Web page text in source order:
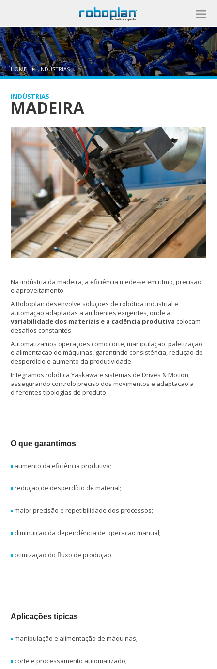
HOME INDÚSTRIAS
INDÚSTRIAS
MADEIRA
Na indústria da madeira, a eficiência mede-se em ritmo, precisão
e aproveitamento.
A Roboplan desenvolve soluções de robótica industrial e
automação adaptadas a ambientes exigentes, onde a
variabilidade dos materiais e a cadência produtiva colocam
desafios constantes.
Automatizamos operações como corte, manipulação, paletização
e alimentação de máquinas, garantindo consistência, redução de
desperdício e aumento da produtividade.
Integramos robótica Yaskawa e sistemas de Drives & Motion,
assegurando controlo preciso dos movimentos e adaptação a
diferentes tipologias de produto.
O que garantimos
aumento da eficiência produtiva;
redução de desperdício de material;
maior precisão e repetibilidade dos processos;
diminuição da dependência de operação manual;
otimização do fluxo de produção.
Aplicações típicas
manipulação e alimentação de máquinas;
corte e processamento automatizado;